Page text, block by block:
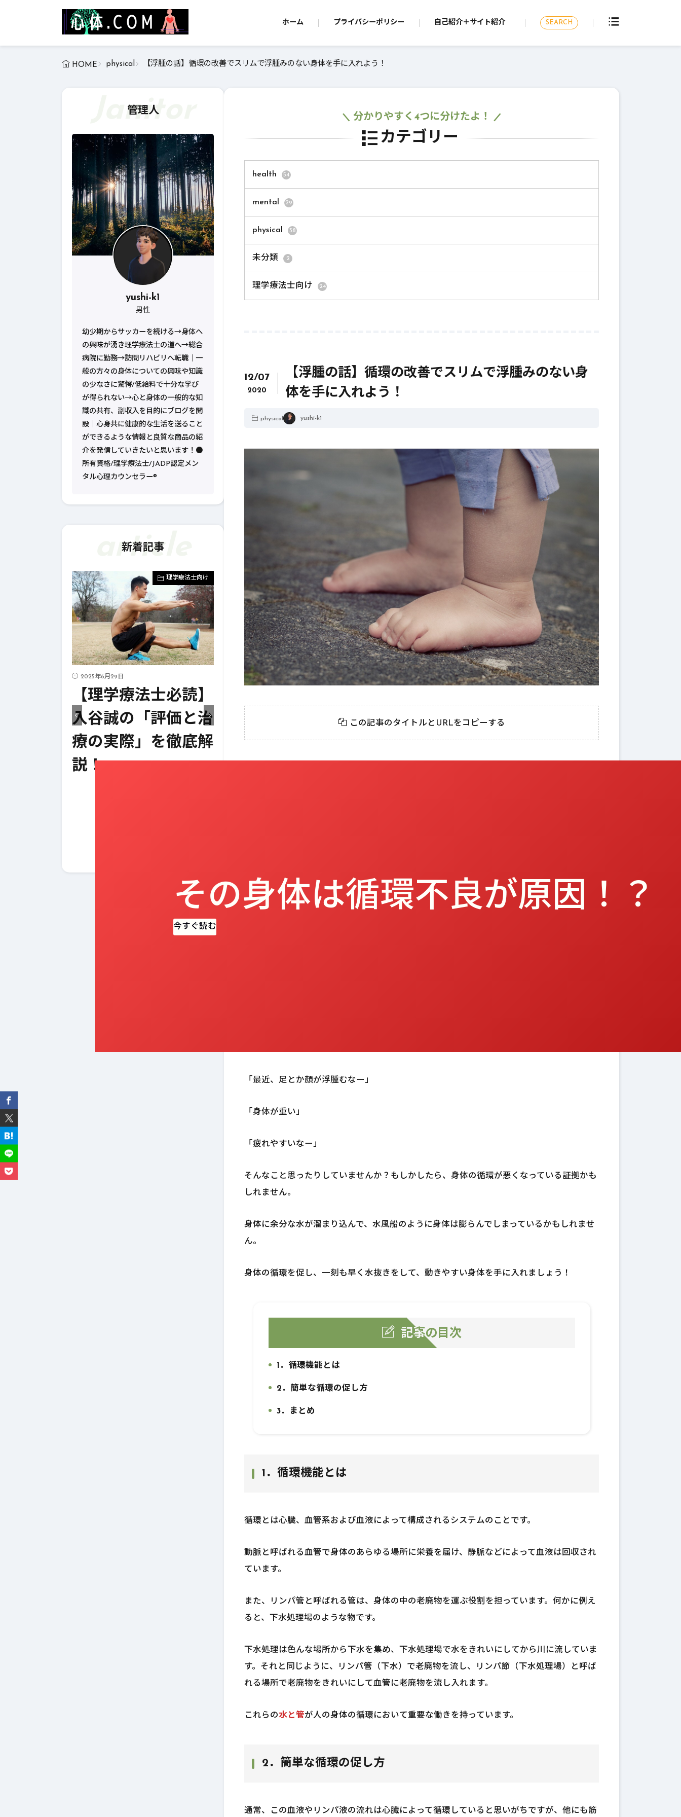
ホーム プライバシーポリシー 自己紹介＋サイト紹介 SEARCH
HOME physical 【浮腫の話】循環の改善でスリムで浮腫みのない身体を手に入れよう！
管理人
Janitor
yushi-k1
男性
幼少期からサッカーを続ける→身体へ
の興味が湧き理学療法士の道へ→総合
病院に勤務→訪問リハビリへ転職｜一
般の方々の身体についての興味や知識
の少なさに驚愕/低給料で十分な学び
が得られない→心と身体の一般的な知
識の共有、副収入を目的にブログを開
設｜心身共に健康的な生活を送ること
ができるような情報と良質な商品の紹
介を発信していきたいと思います！●
所有資格/理学療法士/JADP認定メン
タル心理カウンセラー®︎
新着記事
article
理学療法士向け
2025年6月29日
【理学療法士必読】
入谷誠の「評価と治
療の実際」を徹底解
説！
2025年6月18日
「え、食べちゃダメ
なの？」牛肉、豚
2025年6月16日
「のんびり」を大切
にする理由——羽生
2025年5月25日
の原因と下げ方を徹
底解説！これだけ見
カテゴリー
分かりやすく4つに分けたよ！
health 54
mental 29
physical 38
未分類 2
理学療法士向け 24
12/07
2020
【浮腫の話】循環の改善でスリムで浮腫みのない身
体を手に入れよう！
physical yushi-k1
この記事のタイトルとURLをコピーする
その身体は循環不良が原因！？
今すぐ読む
「最近、足とか顔が浮腫むなー」
「身体が重い」
「疲れやすいなー」
そんなこと思ったりしていませんか？もしかしたら、身体の循環が悪くなっている証拠かも
しれません。
身体に余分な水が溜まり込んで、水風船のように身体は膨らんでしまっているかもしれませ
ん。
身体の循環を促し、一刻も早く水抜きをして、動きやすい身体を手に入れましょう！
記事の目次
1．循環機能とは
2．簡単な循環の促し方
3．まとめ
1．循環機能とは
循環とは心臓、血管系および血液によって構成されるシステムのことです。
動脈と呼ばれる血管で身体のあらゆる場所に栄養を届け、静脈などによって血液は回収され
ています。
また、リンパ管と呼ばれる管は、身体の中の老廃物を運ぶ役割を担っています。何かに例え
ると、下水処理場のような物です。
下水処理は色んな場所から下水を集め、下水処理場で水をきれいにしてから川に流していま
す。それと同じように、リンパ管（下水）で老廃物を流し、リンパ節（下水処理場）と呼ば
れる場所で老廃物をきれいにして血管に老廃物を流し入れます。
これらの水と管が人の身体の循環において重要な働きを持っています。
2．簡単な循環の促し方
通常、この血液やリンパ液の流れは心臓によって循環していると思いがちですが、他にも筋